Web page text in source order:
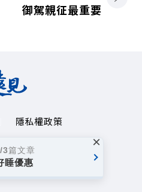
御駕親征最重要
隱私權政策
1999~2026
. All rights reserved.
3篇文章
睡優惠
×